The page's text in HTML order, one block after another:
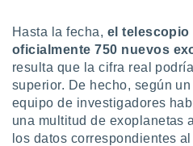
no
Puedes
acceder a
web a
abono
Hasta la fecha, el
oficialmente 750 nuevos
resulta que la cifra real
superior. De hecho, según
equipo de investigadores
una multitud de exoplanetas
los datos correspondientes